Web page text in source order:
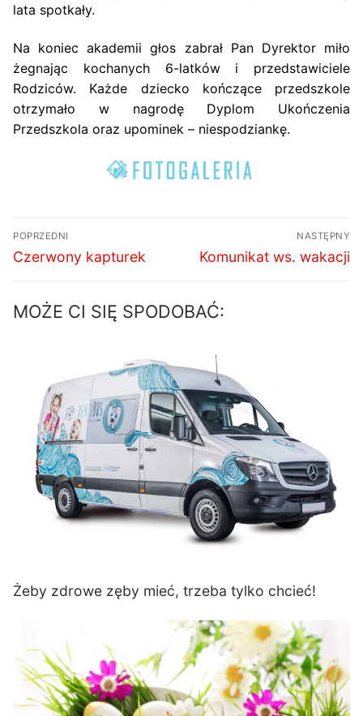
lata spotkały.
Na koniec akademii głos zabrał Pan Dyrektor miło
żegnając kochanych 6-latków i przedstawiciele
Rodziców. Każde dziecko kończące przedszkole
otrzymało w nagrodę Dyplom Ukończenia
Przedszkola oraz upominek – niespodziankę.
Nawigacja
wpisu
POPRZEDNI
Poprzedni
Czerwony kapturek
NASTĘPNY
Następny
Komunikat ws. wakacji
MOŻE CI SIĘ SPODOBAĆ:
Żeby zdrowe zęby mieć, trzeba tylko chcieć!